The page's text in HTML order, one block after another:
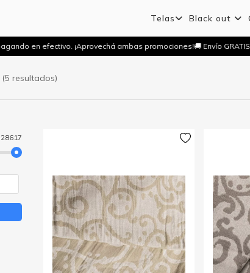
Telas Black out
en efectivo. ¡Aprovechá ambas promociones!🚚 Envío
(5 resultados)